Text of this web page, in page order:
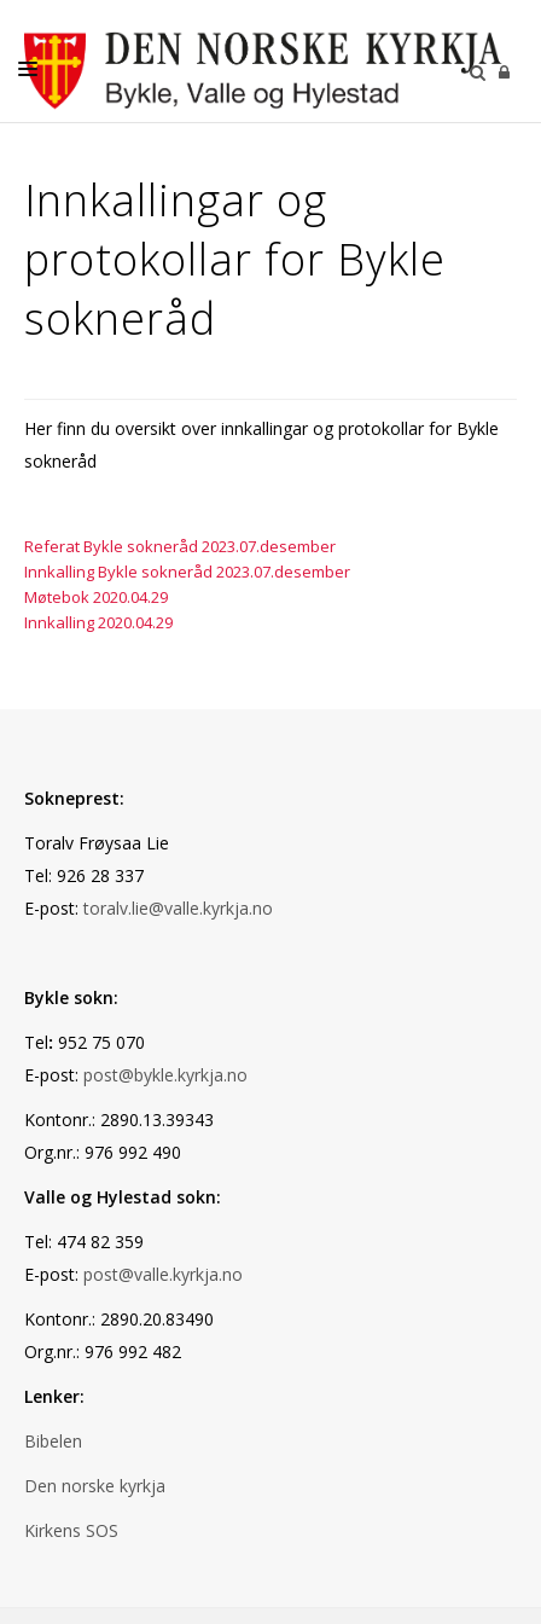
KYRKJER
KONTAKT
Innkallingar og
protokollar for Bykle
sokneråd
Her finn du oversikt over innkallingar og protokollar for Bykle
sokneråd
Referat Bykle sokneråd 2023.07.desember
Innkalling Bykle sokneråd 2023.07.desember
Møtebok 2020.04.29
Innkalling 2020.04.29
Sokneprest:
Toralv Frøysaa Lie
Tel: 926 28 337
E-post:toralv.lie@valle.kyrkja.no
Bykle sokn:
Tel: 952 75 070
E-post: post@bykle.kyrkja.no
Kontonr.: 2890.13.39343
Org.nr.: 976 992 490
Valle og Hylestad sokn:
Tel: 474 82 359
E-post: post@valle.kyrkja.no
Kontonr.: 2890.20.83490
Org.nr.: 976 992 482
Lenker:
Bibelen
Den norske kyrkja
Kirkens SOS